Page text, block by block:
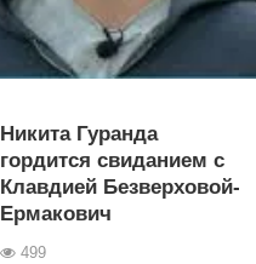
Никита Гуранда
гордится свиданием с
Клавдией Безверховой-
Ермакович
499